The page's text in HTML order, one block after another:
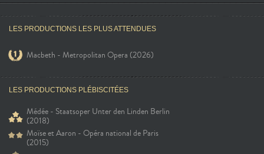
LES PRODUCTIONS LES PLUS ATTENDUES
Macbeth - Metropolitan Opera (2026)
LES PRODUCTIONS PLÉBISCITÉES
Médée - Staatsoper Unter den Linden Berlin
(2018)
Moïse et Aaron - Opéra national de Paris
(2015)